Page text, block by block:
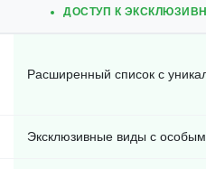
ДОСТУП К
Расширенный список с
Эксклюзивные виды с